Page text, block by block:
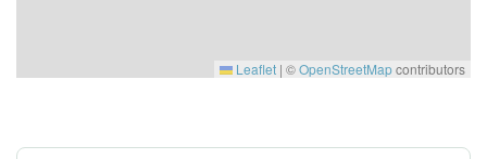
Leaflet | ©OpenStreetMapcontributors